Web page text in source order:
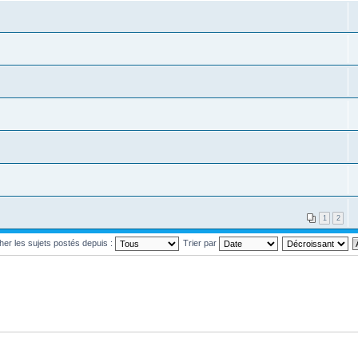
1 2
les sujets postés depuis : Trier par